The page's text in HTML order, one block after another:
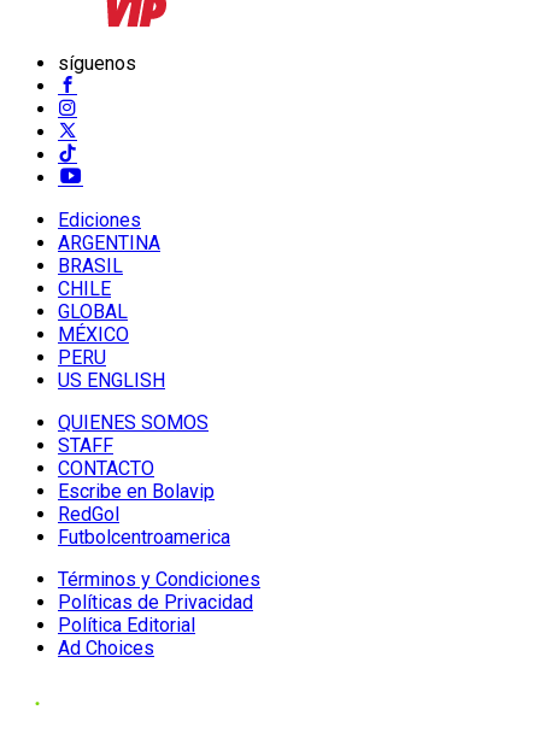
síguenos
Ediciones
ARGENTINA
BRASIL
CHILE
GLOBAL
MÉXICO
PERU
US ENGLISH
QUIENES SOMOS
STAFF
CONTACTO
Escribe en Bolavip
RedGol
Futbolcentroamerica
Términos y Condiciones
Políticas de Privacidad
Política Editorial
Ad Choices